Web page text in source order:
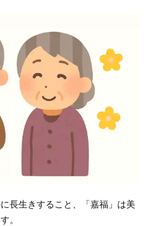
長生きすること、「嘉福」は美
。